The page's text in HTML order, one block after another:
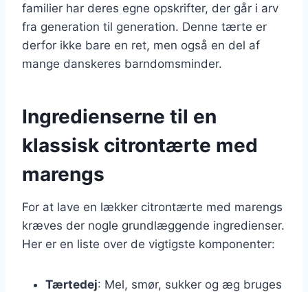
familier har deres egne opskrifter, der går i arv
fra generation til generation. Denne tærte er
derfor ikke bare en ret, men også en del af
mange danskeres barndomsminder.
Ingredienserne til en
klassisk citrontærte med
marengs
For at lave en lækker citrontærte med marengs
kræves der nogle grundlæggende ingredienser.
Her er en liste over de vigtigste komponenter:
Tærtedej: Mel, smør, sukker og æg bruges